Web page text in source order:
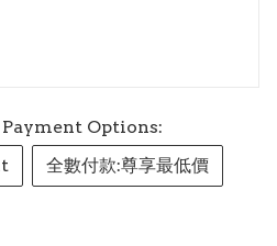
Payment Options:
全數付款:尊享最低價